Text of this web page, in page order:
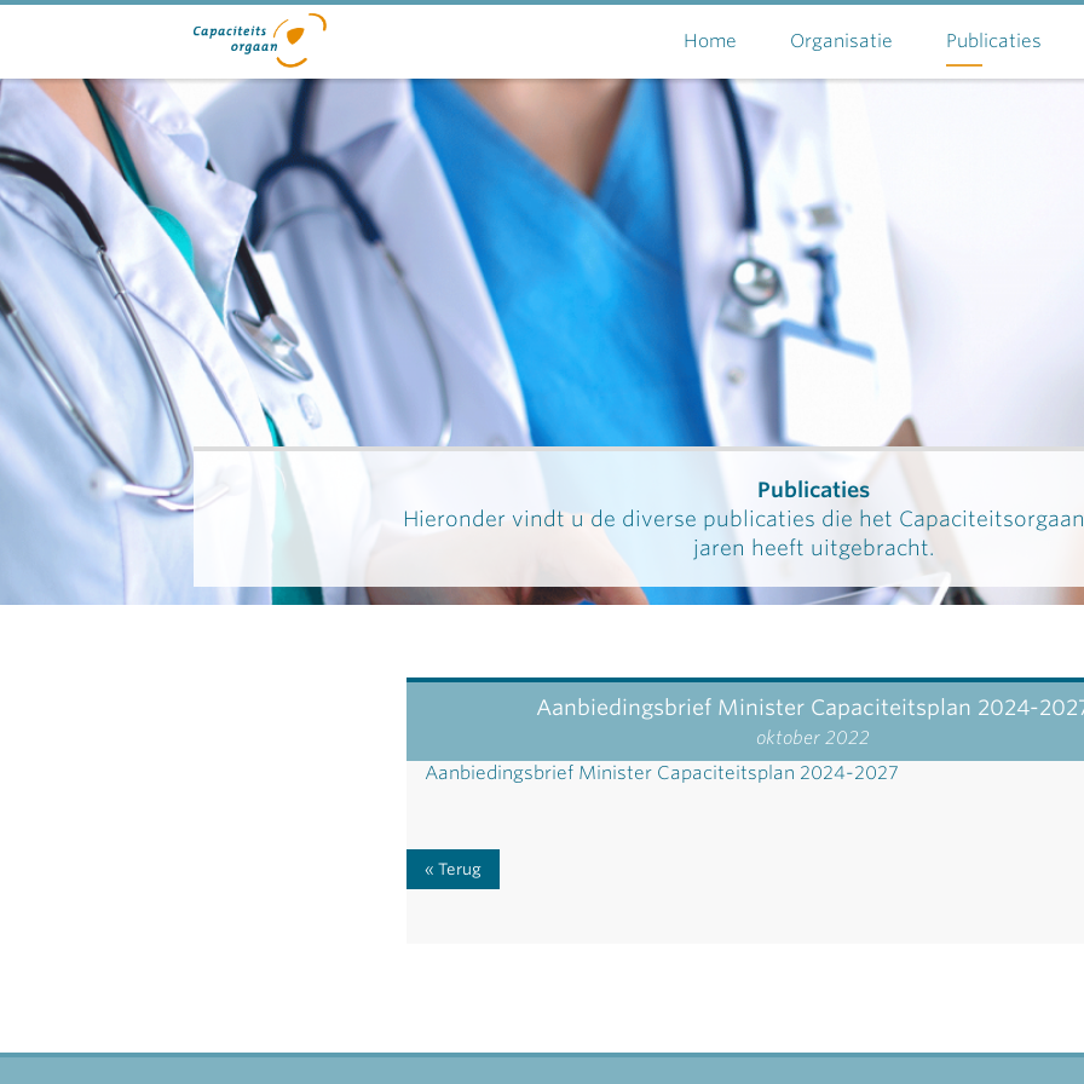
Home Organisatie Publicaties
Publicaties
Hieronder vindt u de diverse publicaties die het
jaren heeft uitgebracht.
Aanbiedingsbrief Minister Capaciteitsplan 2024-
oktober 2022
Aanbiedingsbrief Minister Capaciteitsplan 2024-2027
Terug